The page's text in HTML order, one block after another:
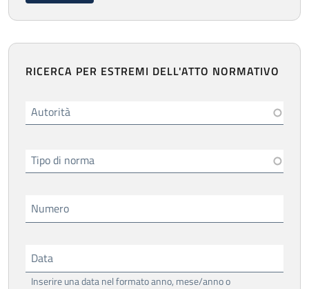
RICERCA PER ESTREMI DELL'ATTO NORMATIVO
Autorità
Tipo di norma
Numero
Data
Inserire una data nel formato anno, mese/anno o